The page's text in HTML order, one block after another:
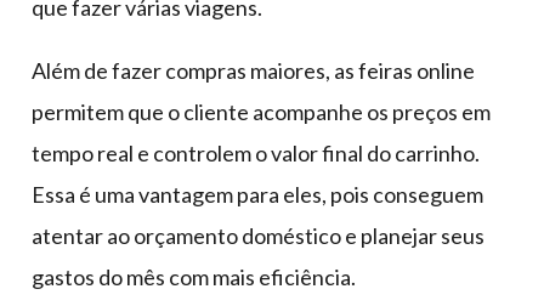
que fazer várias viagens.
Além de fazer compras maiores, as feiras online
permitem que o cliente acompanhe os preços em
tempo real e controlem o valor final do carrinho.
Essa é uma vantagem para eles, pois conseguem
atentar ao orçamento doméstico e planejar seus
gastos do mês com mais eficiência.